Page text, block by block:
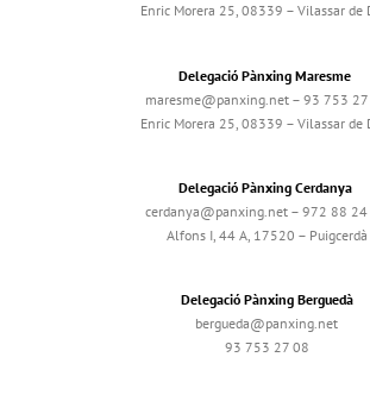
Enric Morera 25, 08339 – Vilassar de
Delegació Pànxing Maresme
maresme@panxing.net – 93 753
Enric Morera 25, 08339 – Vilassar de
Delegació Pànxing Cerdanya
cerdanya@panxing.net – 972 88
Alfons I, 44 A, 17520 – Puigcerdà
Delegació Pànxing Berguedà
bergueda@panxing.net
93 753 27 08